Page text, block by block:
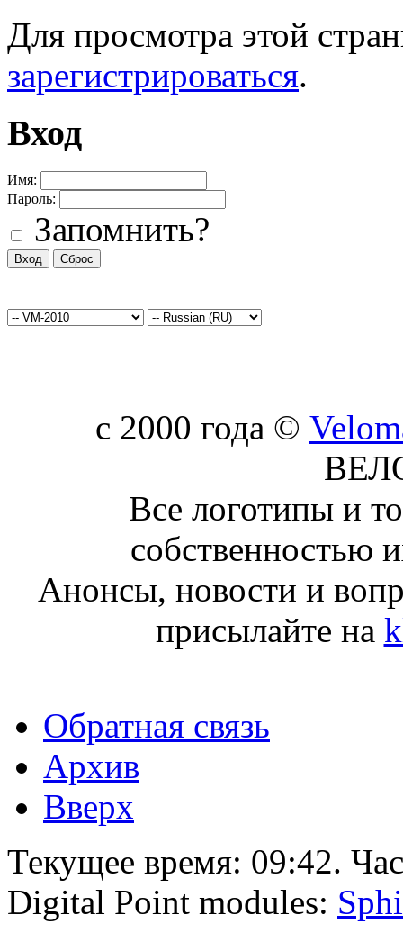
Для просмотра этой
зарегистрироваться.
Вход
Имя:
Пароль:
Запомнить?
c 2000 года ©
Все логотипы и
собственностью
Анонсы, новости и
присылайте на
Обратная связь
Архив
Вверх
Текущее время: 09:42.
Digital Point modules: